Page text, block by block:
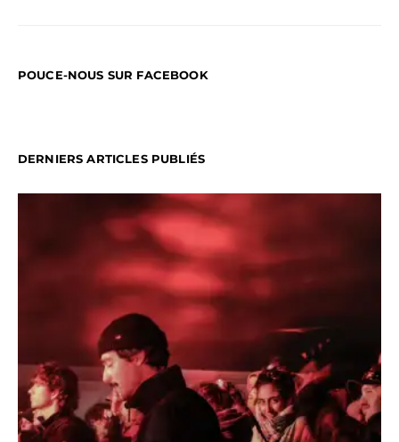
POUCE-NOUS SUR FACEBOOK
DERNIERS ARTICLES PUBLIÉS